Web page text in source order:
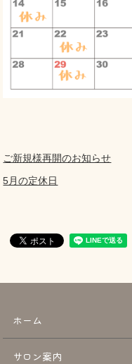
ご新規様再開のお知らせ
5月の定休日
ホーム
サロン案内